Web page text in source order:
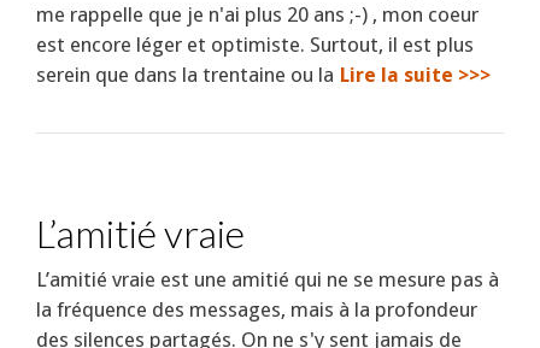
me rappelle que je n'ai plus 20 ans ;-) , mon coeur
est encore léger et optimiste. Surtout, il est plus
serein que dans la trentaine ou la Lire la suite >>>
L’amitié vraie
L’amitié vraie est une amitié qui ne se mesure pas à
la fréquence des messages, mais à la profondeur
des silences partagés. On ne s'y sent jamais de